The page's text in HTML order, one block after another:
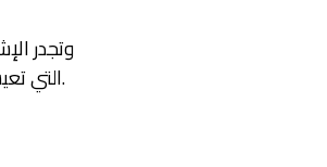
وتجدر
التي تعيش بمدينة بون بعد تعذره العودة إلى أسرته بالمغرب، وذلك بسبب إغلاق حدود المملكة في إطار تدابير “كورونا” منذ أسابيع.